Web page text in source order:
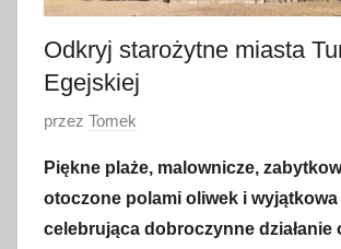
Odkryj starożytne miasta
Egejskiej
O
u
b
l
przez Tomek
Piękne plaże, malownicze,
otoczone polami oliwek i
celebrująca dobroczynne działanie